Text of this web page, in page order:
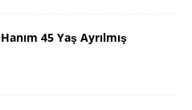
45 Yaş Ayrılmış